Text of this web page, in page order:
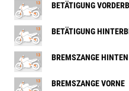
BETÄTIGUNG
BETÄTIGUNG
BREMSZANGE HINTEN
BREMSZANGE VORNE